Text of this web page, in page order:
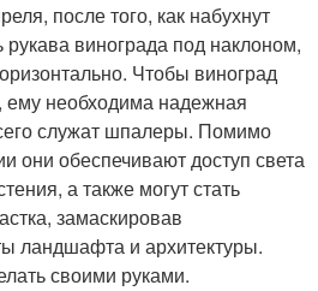
после того, как набухнут
рукава винограда под наклоном,
Чтобы виноград
ему необходима надежная
служат шпалеры. Помимо
они обеспечивают доступ света
а также могут стать
замаскировав
ландшафта и архитектуры.
своими руками.